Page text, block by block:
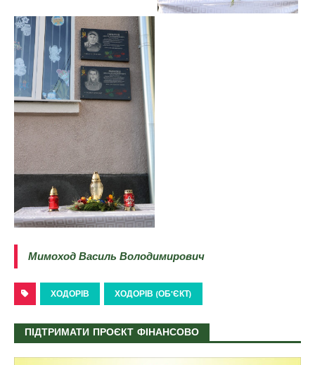
Мимоход Василь Володимирович
ХОДОРІВ ХОДОРІВ (ОБ'ЄКТ)
ПІДТРИМАТИ ПРОЄКТ ФІНАНСОВО